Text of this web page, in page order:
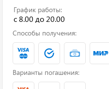
График работы:
с 8.00 до 20.00
Способы получения:
Варианты погашения: